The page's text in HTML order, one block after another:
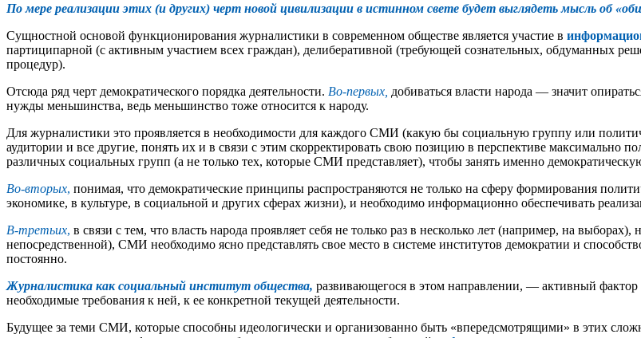
По мере реализации этих (и других) черт новой цивилизации в истинном свете будет выглядеть мысль об
Сущностной основой функционирования журналистики в современном обществе является участие в
партиципарной (с активным участием всех граждан), делиберативной (требующей сознательных, обдуманных
процедур).
Отсюда ряд черт демократического порядка деятельности. Во-первых, добиваться власти народа — значит
нужды меньшинства, ведь меньшинство тоже относится к народу.
Для журналистики это проявляется в необходимости для каждого СМИ (какую бы социальную группу или
аудитории и все другие, понять их и в связи с этим скорректировать свою позицию в перспективе максимально
различных социальных групп (а не только тех, которые СМИ представляет), чтобы занять именно
Во-вторых, понимая, что демократические принципы распространяются не только на сферу формирования
экономике, в культуре, в социальной и других сферах жизни), и необходимо информационно обеспечивать
В-третьих, в связи с тем, что власть народа проявляет себя не только раз в несколько лет (например, на
непосредственной), СМИ необходимо ясно представлять свое место в системе институтов демократии и
постоянно.
Журналистика как социальный институт общества, развивающегося в этом направлении, — активный
необходимые требования к ней, к ее конкретной текущей деятельности.
Будущее за теми СМИ, которые способны идеологически и организованно быть «впередсмотрящими» в этих